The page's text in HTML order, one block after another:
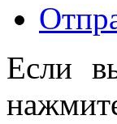
Если